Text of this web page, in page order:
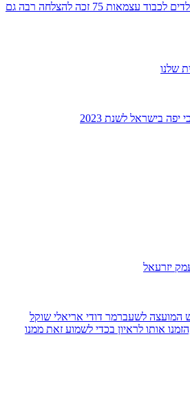
הלב של טבעון – טקס גני הילדים לכבוד עצמאות 75 זכה להצלחה רבה גם
שלנו
בישראל לשנת 2023
המועצה לשעברמר דודי אריאלי שוקל
אותו לראיון בכדי לשמוע זאת ממנו